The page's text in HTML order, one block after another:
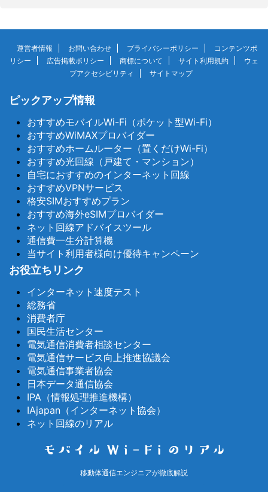
運営者情報 お問い合わせ プライバシーポリシー
コンテンツポ
リシー
広告掲載ポリシー 商標について サイト利用規約
ウェ
ブアクセシビリティ
サイトマップ
ピックアップ情報
おすすめモバイルWi-Fi（ポケット型Wi-Fi）
おすすめWiMAXプロバイダー
おすすめホームルーター（置くだけWi-Fi）
おすすめ光回線（戸建て・マンション）
自宅におすすめのインターネット回線
おすすめVPNサービス
格安SIMおすすめプラン
おすすめ海外eSIMプロバイダー
ネット回線アドバイスツール
通信費一生分計算機
当サイト利用者様向け優待キャンペーン
お役立ちリンク
インターネット速度テスト
総務省
消費者庁
国民生活センター
電気通信消費者相談センター
電気通信サービス向上推進協議会
電気通信事業者協会
日本データ通信協会
IPA（情報処理推進機構）
IAjapan（インターネット協会）
ネット回線のリアル
移動体通信エンジニアが徹底解説